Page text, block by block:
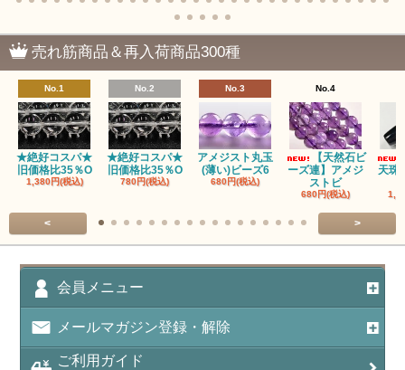
アズロマラカイト（Azuromalachite）
アパタイト
アベンチュリン(クォーツァイト/Aventurine)
アマゾナイト（天河石/Amazonite）
アポフィライト（Apophylite）/魚眼石
アメジスト（紫水晶/Amethyst）
アメシスティンクォーツ（Amethest in quartz）
ラベンダーアメジスト
売れ筋商品＆再入荷商品300種
No.1
★絶好コスパ★
旧価格比35％O
1,380円(税込)
No.2
★絶好コスパ★
旧価格比35％O
780円(税込)
No.3
アメジスト丸玉
(薄い)ビーズ6
680円(税込)
No.4
【天然石ビ
ーズ連】アメジ
ストビ
680円(税込)
天珠
< >
会員メニュー
メールマガジン登録・解除
ご利用ガイド